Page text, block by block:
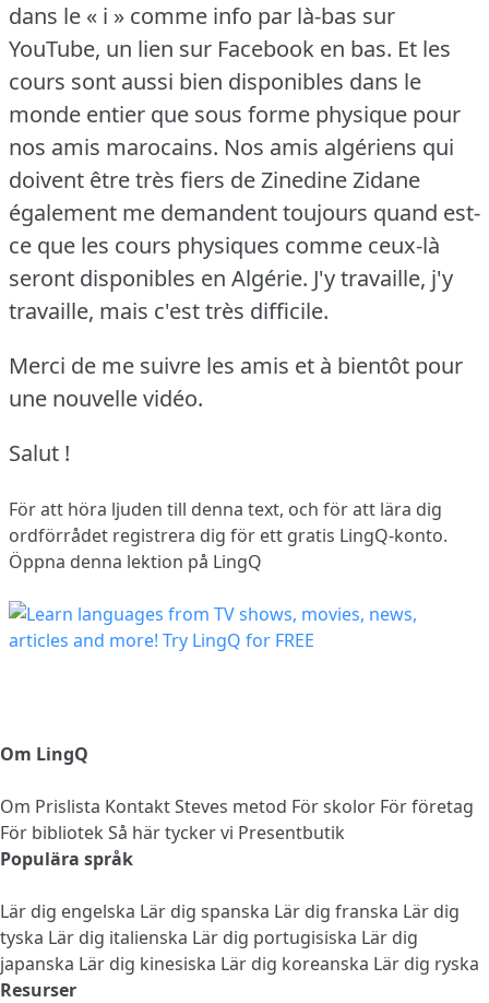
dans le « i » comme info par là-bas sur
YouTube, un lien sur Facebook en bas. Et les
cours sont aussi bien disponibles dans le
monde entier que sous forme physique pour
nos amis marocains. Nos amis algériens qui
doivent être très fiers de Zinedine Zidane
également me demandent toujours quand est-
ce que les cours physiques comme ceux-là
seront disponibles en Algérie. J'y travaille, j'y
travaille, mais c'est très difficile.
Merci de me suivre les amis et à bientôt pour
une nouvelle vidéo.
Salut !
För att höra ljuden till denna text, och för att lära dig
ordförrådet registrera dig för ett gratis LingQ-konto.
Öppna denna lektion på LingQ
Om LingQ
Om Prislista KontaktSteves metod För skolor För företag
För bibliotek Så här tycker vi Presentbutik
Populära språk
Lär dig engelska Lär dig spanska Lär dig franska Lär dig
tyska Lär dig italienska Lär dig portugisiska Lär dig
japanska Lär dig kinesiska Lär dig koreanska Lär dig ryska
Resurser